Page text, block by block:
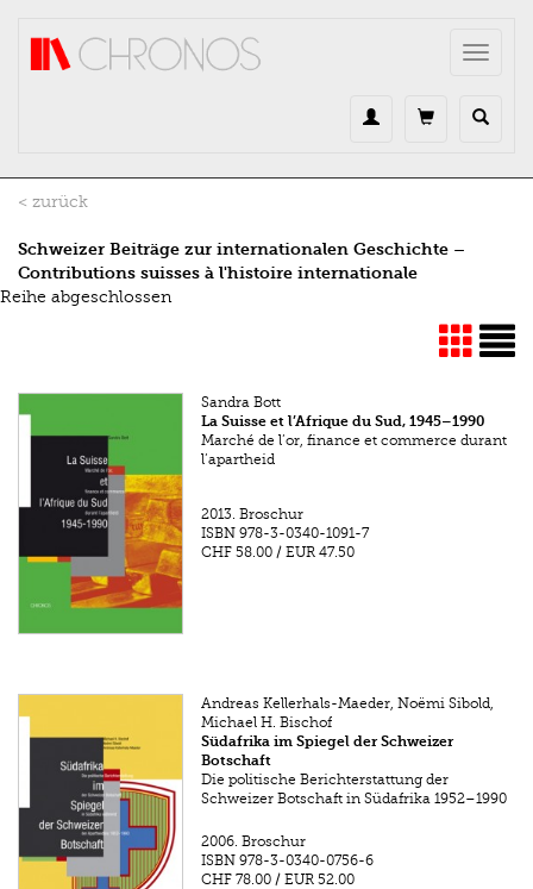
Toggle
< zurück
Schweizer Beiträge zur internationalen Geschichte –
Contributions suisses à l'histoire internationale
Reihe abgeschlossen
Sandra Bott
La Suisse et l’Afrique du Sud, 1945–1990
Marché de l’or, finance et commerce durant
l’apartheid
2013. Broschur
ISBN 978-3-0340-1091-7
CHF 58.00 /EUR 47.50
Andreas Kellerhals-Maeder, Noëmi Sibold,
Michael H. Bischof
Südafrika im Spiegel der Schweizer
Botschaft
Die politische Berichterstattung der
Schweizer Botschaft in Südafrika 1952–1990
2006. Broschur
ISBN 978-3-0340-0756-6
CHF 78.00 /EUR 52.00